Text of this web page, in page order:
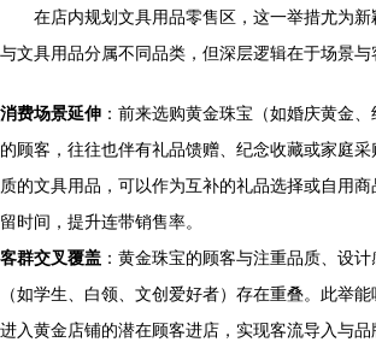
在店内规划文具用品零售区，这一举措尤为
与文具用品分属不同品类，但深层逻辑在于场景与
消费场景延伸 ：前来选购黄金珠宝（如婚庆黄金、
的顾客，往往也伴有礼品馈赠、纪念收藏或家庭
质的文具用品，可以作为互补的礼品选择或自用
留时间，提升连带销售率。
客群交叉覆盖 ：黄金珠宝的顾客与注重品质、设
（如学生、白领、文创爱好者）存在重叠。此举
进入黄金店铺的潜在顾客进店，实现客流导入与品